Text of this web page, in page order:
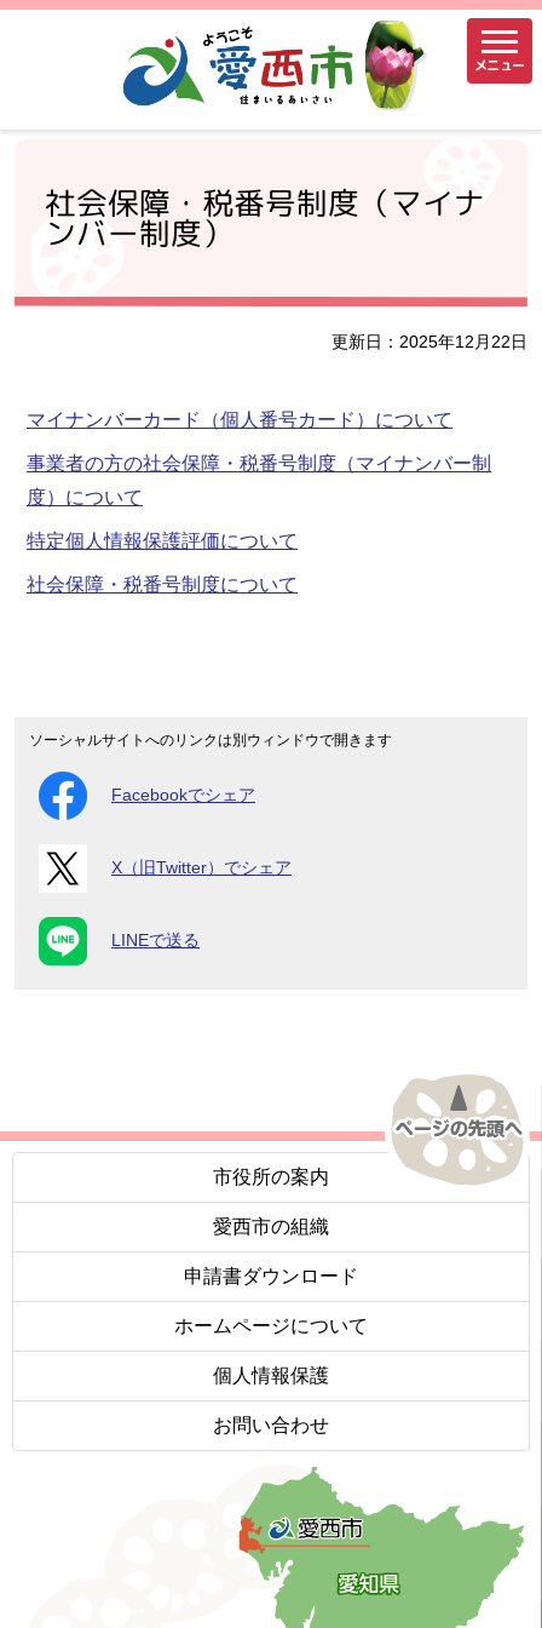
メニュー
社会保障・税番号制度（マイナ
ンバー制度）
更新日：2025年12月22日
マイナンバーカード（個人番号カード）について
事業者の方の社会保障・税番号制度（マイナンバー制
度）について
特定個人情報保護評価について
社会保障・税番号制度について
ソーシャルサイトへのリンクは別ウィンドウで開きます
Facebookでシェア
X（旧Twitter）でシェア
LINEで送る
市役所の案内
愛西市の組織
申請書ダウンロード
ホームページについて
個人情報保護
お問い合わせ